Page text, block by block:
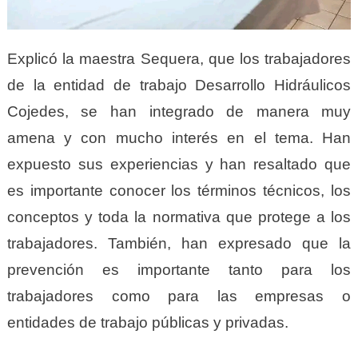
Explicó la maestra Sequera, que los trabajadores
de la entidad de trabajo Desarrollo Hidráulicos
Cojedes, se han integrado de manera muy
amena y con mucho interés en el tema. Han
expuesto sus experiencias y han resaltado que
es importante conocer los términos técnicos, los
conceptos y toda la normativa que protege a los
trabajadores. También, han expresado que la
prevención es importante tanto para los
trabajadores como para las empresas o
entidades de trabajo públicas y privadas.